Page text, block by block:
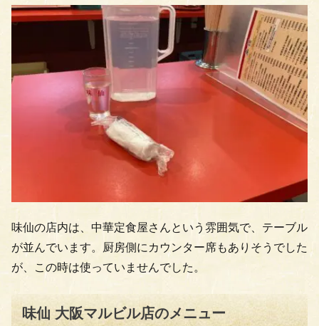
味仙の店内は、中華定食屋さんという雰囲気で、テーブル
が並んでいます。厨房側にカウンター席もありそうでした
が、この時は使っていませんでした。
味仙 大阪マルビル店のメニュー